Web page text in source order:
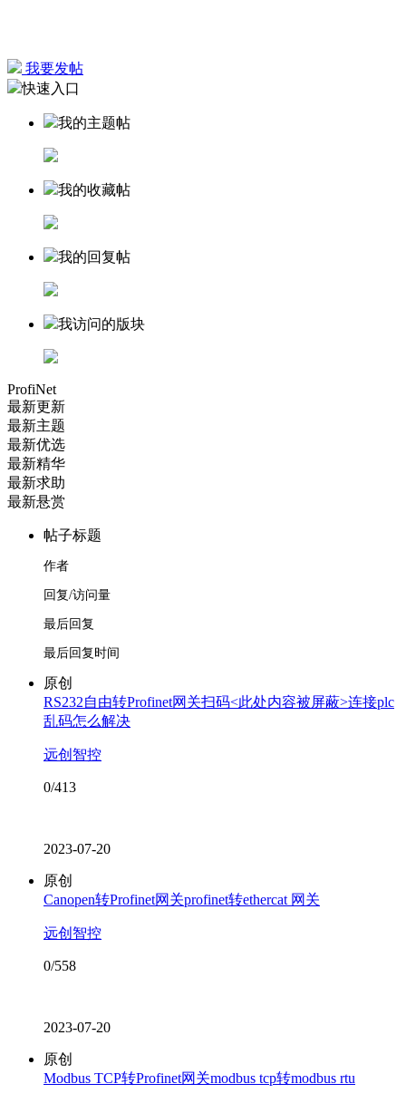
我要发帖
快速入口
我的主题帖
我的收藏帖
我的回复帖
我访问的版块
ProfiNet
最新更新
最新主题
最新优选
最新精华
最新求助
最新悬赏
帖子标题
作者
回复/访问量
最后回复
最后回复时间
原创
RS232自由转Profinet网关扫码<此处内容被屏蔽>连接plc
乱码怎么解决
远创智控
0/413
2023-07-20
原创
Canopen转Profinet网关profinet转ethercat 网关
远创智控
0/558
2023-07-20
原创
Modbus TCP转Profinet网关modbus tcp转modbus rtu